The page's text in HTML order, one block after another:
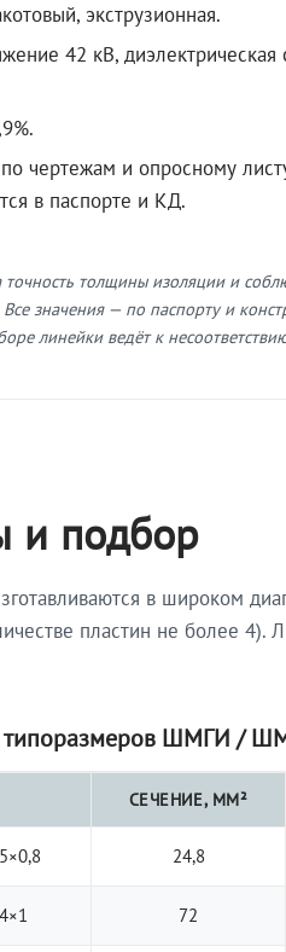
экструзионная.
42 кВ, диэлектрическая
чертежам и опросному
в паспорте и КД.
толщины изоляции и
значения — по паспорту и
линейки ведёт к
и подбор
в широком
пластин не более 4).
типоразмеров ШМГИ /
СЕЧЕНИЕ, ММ²
24,8
72